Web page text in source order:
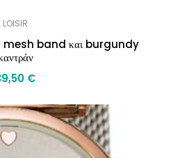
LOISIR
mesh band και burgundy
€